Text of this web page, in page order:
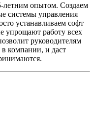
опытом. Создаем
системы управления
устанавливаем софт
упрощают работу всех
руководителям
в компании, и даст